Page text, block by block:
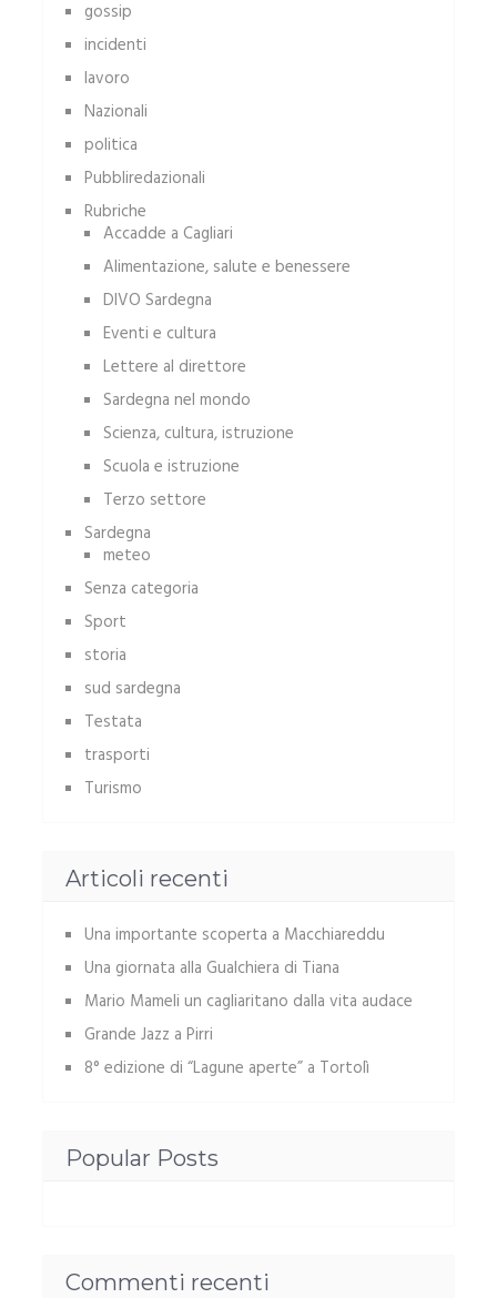
gossip
incidenti
lavoro
Nazionali
politica
Pubbliredazionali
Rubriche
Accadde a Cagliari
Alimentazione, salute e benessere
DIVO Sardegna
Eventi e cultura
Lettere al direttore
Sardegna nel mondo
Scienza, cultura, istruzione
Scuola e istruzione
Terzo settore
Sardegna
meteo
Senza categoria
Sport
storia
sud sardegna
Testata
trasporti
Turismo
Articoli recenti
Una importante scoperta a Macchiareddu
Una giornata alla Gualchiera di Tiana
Mario Mameli un cagliaritano dalla vita audace
Grande Jazz a Pirri
8° edizione di “Lagune aperte” a Tortolì
Popular Posts
Commenti recenti